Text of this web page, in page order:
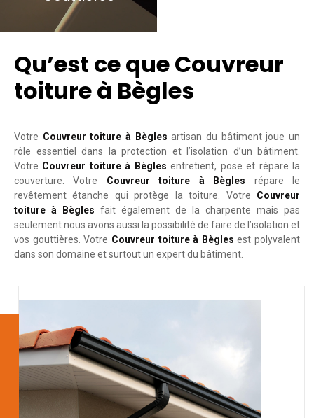
Qu’est ce que Couvreur
toiture à Bègles
Votre Couvreur toiture à Bègles artisan du bâtiment joue un
rôle essentiel dans la protection et l’isolation d’un bâtiment.
Votre Couvreur toiture à Bègles entretient, pose et répare la
couverture. Votre Couvreur toiture à Bègles répare le
revêtement étanche qui protège la toiture. Votre Couvreur
toiture à Bègles fait également de la charpente mais pas
seulement nous avons aussi la possibilité de faire de l’isolation et
vos gouttières. Votre Couvreur toiture à Bègles est polyvalent
dans son domaine et surtout un expert du bâtiment.